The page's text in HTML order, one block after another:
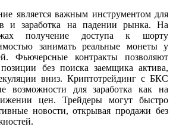
является важным инструментом для
и заработка на падении рынка. На
получение доступа к шорту
занимать реальные монеты у
Фьючерсные контракты позволяют
без поиска заемщика актива,
вниз. Криптотрейдинг с БКС
возможности для заработка как на
цен. Трейдеры могут быстро
новости, открывая продажи без